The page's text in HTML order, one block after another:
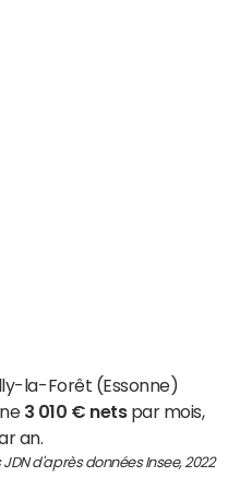
la-Forêt (Essonne)
3 010 € netspar mois,
an.
JDN d'après données Insee, 2022